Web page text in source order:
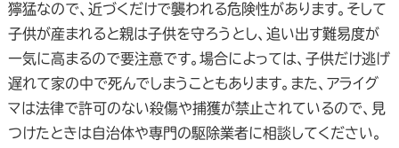
獰猛なので、近づくだけで襲われる危険性があります。そして
子供が産まれると親は子供を守ろうとし、追い出す難易度が
一気に高まるので要注意です。場合によっては、子供だけ逃げ
遅れて家の中で死んでしまうこともあります。また、アライグ
マは法律で許可のない殺傷や捕獲が禁止されているので、見
つけたときは自治体や専門の駆除業者に相談してください。